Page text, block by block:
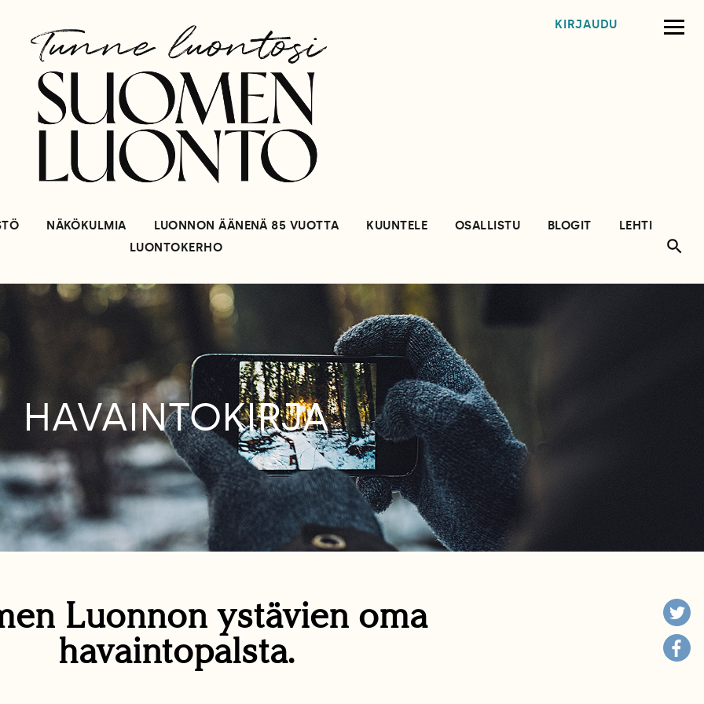
KIRJAUDU
NÄKÖKULMIA LUONNON ÄÄNENÄ 85 VUOTTA KUUNTELE OSALLISTU BLOGIT
LEHTI
LUONTOKERHO
HAVAINTOKIRJA
Luonnon ystävien oma
havaintopalsta.